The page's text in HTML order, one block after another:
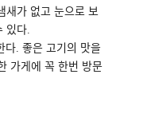
없고 눈으로 보
있다.
좋은 고기의 맛을
가게에 꼭 한번 방문